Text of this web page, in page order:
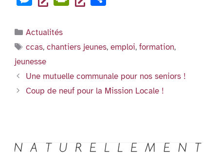
o
er
n
y
c
e
b
o
o
k
tt
dI
p
es
se
n
g
er
in
ri
n
dl
g
Catégories
Actualités
Étiquettes
ccas,chantiers jeunes,emploi,formation,
jeunesse
Une mutuelle communale pour nos seniors !
Coup de neuf pour la Mission Locale !